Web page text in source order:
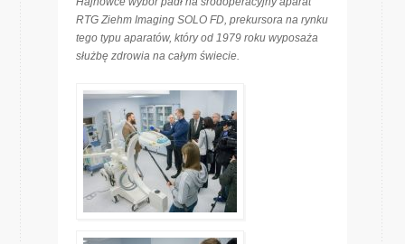
RTG Ziehm Imaging SOLO FD, prekursora na rynku
tego typu aparatów, który od 1979 roku wyposaża
służbę zdrowia na całym świecie.